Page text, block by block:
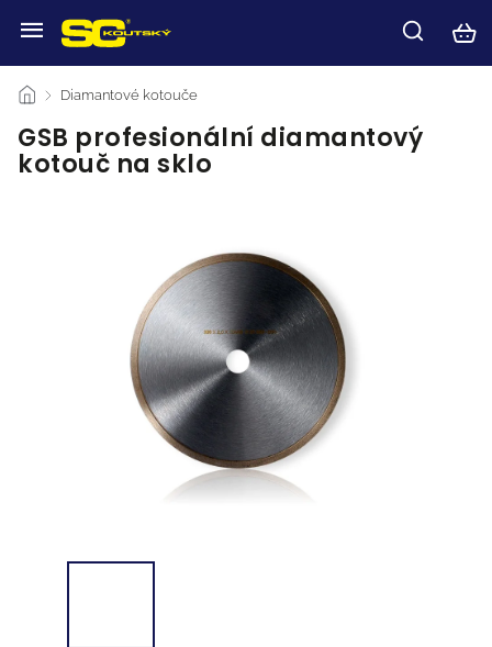
/ Diamantové kotouče
GSB profesionální diamantový
kotouč na sklo